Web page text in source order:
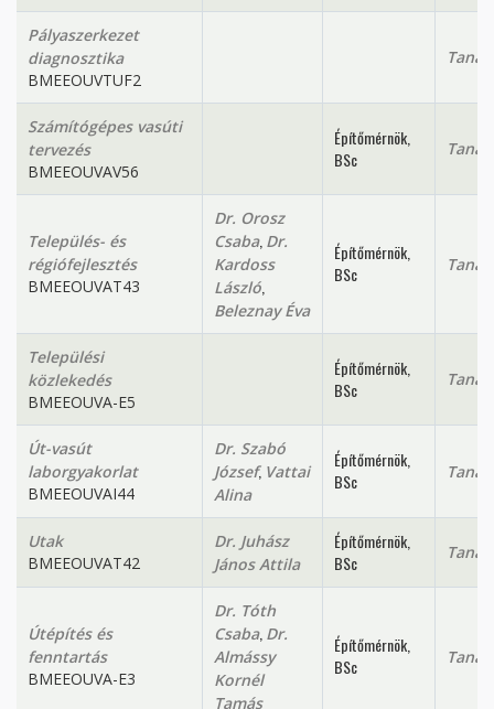
Pályaszerkezet
diagnosztika
BMEEOUVTUF2
Számítógépes vasúti
tervezés
BMEEOUVAV56
Építőmérnök,
BSc
Település- és
régiófejlesztés
BMEEOUVAT43
Dr. Orosz
Csaba, Dr.
Kardoss
László
Beleznay Éva
Építőmérnök,
BSc
Települési
közlekedés
BMEEOUVA-E5
Építőmérnök,
BSc
Út-vasút
laborgyakorlat
BMEEOUVAI44
Dr. Szabó
József, Vattai
Alina
Építőmérnök,
BSc
Utak
BMEEOUVAT42
Dr. Juhász
János Attila
Építőmérnök,
BSc
Útépítés és
fenntartás
BMEEOUVA-E3
Dr. Tóth
Csaba, Dr.
Almássy
Kornél
Tamás
Építőmérnök,
BSc